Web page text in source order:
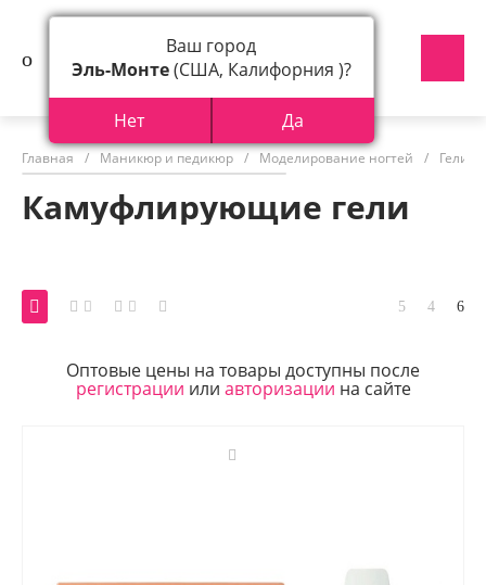
Главная / Маникюр и педикюр / Моделирование ногтей / Гели
Камуфлирующие гели
Оптовые цены на товары доступны после
регистрации или авторизации на сайте
Ваш город
Эль-Монте(США, Калифорния )?
Нет Да